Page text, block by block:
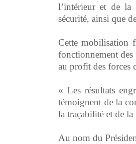
l’intérieur et de la
sécurité, ainsi que
‎Cette mobilisation
fonctionnement
au profit des forces
‎« Les résultats
témoignent de la
la traçabilité et de
‎Au nom du